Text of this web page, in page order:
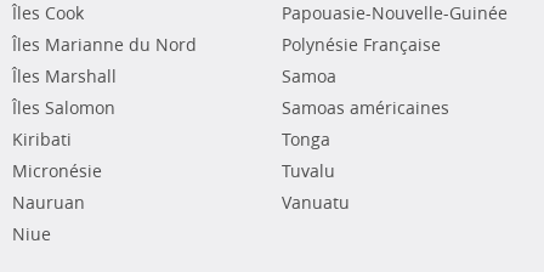
Îles Cook
Îles Marianne du Nord
Îles Marshall
Îles Salomon
Kiribati
Micronésie
Nauruan
Niue
Papouasie-Nouvelle-Guinée
Polynésie Française
Samoa
Samoas américaines
Tonga
Tuvalu
Vanuatu